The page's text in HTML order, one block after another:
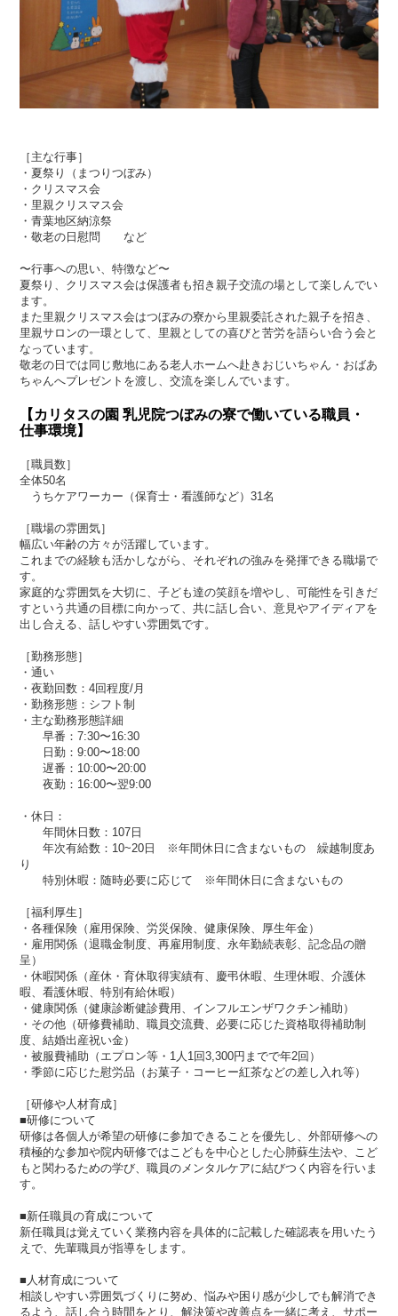
［主な行事］
・夏祭り（まつりつぼみ）
・クリスマス会
・里親クリスマス会
・青葉地区納涼祭
・敬老の日慰問 など
〜行事への思い、特徴など〜
夏祭り、クリスマス会は保護者も招き親子交流の場として楽しんでい
ます。
また里親クリスマス会はつぼみの寮から里親委託された親子を招き、
里親サロンの一環として、里親としての喜びと苦労を語らい合う会と
なっています。
敬老の日では同じ敷地にある老人ホームへ赴きおじいちゃん・おばあ
ちゃんへプレゼントを渡し、交流を楽しんでいます。
【カリタスの園 乳児院つぼみの寮で働いている職員・
仕事環境】
［職員数］
全体50名
うちケアワーカー（保育士・看護師など）31名
［職場の雰囲気］
幅広い年齢の方々が活躍しています。
これまでの経験も活かしながら、それぞれの強みを発揮できる職場で
す。
家庭的な雰囲気を大切に、子ども達の笑顔を増やし、可能性を引きだ
すという共通の目標に向かって、共に話し合い、意見やアイディアを
出し合える、話しやすい雰囲気です。
［勤務形態］
・通い
・夜勤回数：4回程度/月
・勤務形態：シフト制
・主な勤務形態詳細
早番：7:30〜16:30
日勤：9:00〜18:00
遅番：10:00〜20:00
夜勤：16:00〜翌9:00
・休日：
年間休日数：107日
年次有給数：10~20日 ※年間休日に含まないもの 繰越制度あ
り
特別休暇：随時必要に応じて ※年間休日に含まないもの
［福利厚生］
・各種保険（雇用保険、労災保険、健康保険、厚生年金）​​
・雇用関係（退職金制度、再雇用制度、永年勤続表彰、記念品の贈
呈）
・休暇関係（産休・育休取得実績有、慶弔休暇​​、生理休暇、介護休
暇、看護休暇、特別有給休暇）
・健康関係（健康診断健診費用、インフルエンザワクチン補助）
・その他（研修費補助、職員交流費、必要に応じた資格取得補助制
度、結婚出産祝い金）
・被服費補助（エプロン等・1人1回3,300円までで年2回）
・季節に応じた慰労品（お菓子・コーヒー紅茶などの差し入れ等）
［研修や人材育成］
■研修について
研修は各個人が希望の研修に参加できることを優先し、外部研修への
積極的な参加や院内研修ではこどもを中心とした心肺蘇生法や、こど
もと関わるための学び、職員のメンタルケアに結びつく内容を行いま
す。
■新任職員の育成について
新任職員は覚えていく業務内容を具体的に記載した確認表を用いたう
えで、先輩職員が指導をします。
■人材育成について
相談しやすい雰囲気づくりに努め、悩みや困り感が少しでも解消でき
るよう、話し合う時間をとり、解決策や改善点を一緒に考え、サポー